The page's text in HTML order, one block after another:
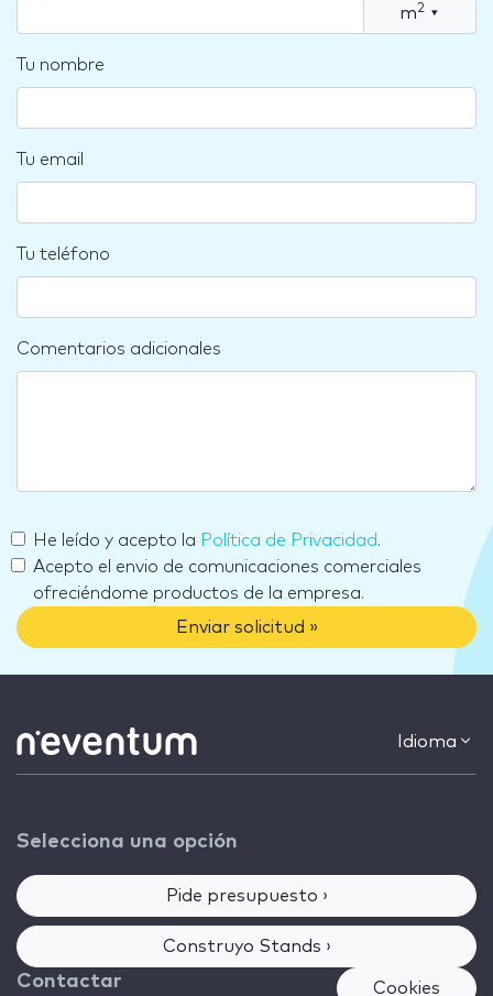
m2 ▾
Tu nombre
Tu email
Tu teléfono
Comentarios adicionales
He leído y acepto la Política de Privacidad.
Acepto el envio de comunicaciones comerciales
ofreciéndome productos de la empresa.
Enviar solicitud »
Idioma
Selecciona una opción
Pide presupuesto ›
Construyo Stands ›
Contactar Cookies